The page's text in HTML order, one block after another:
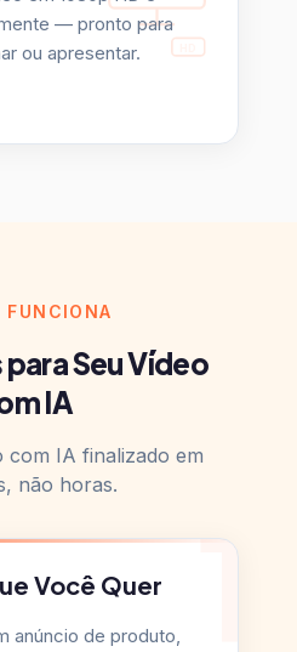
ou apresentar.
IA
não horas.
1
anúncio de produto,
vídeo educativo. A IA